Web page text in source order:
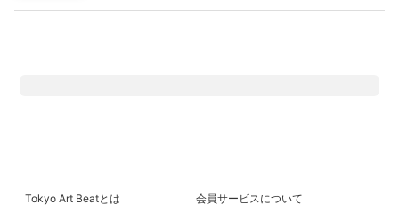
Tokyo Art Beatとは 会員サービスについて